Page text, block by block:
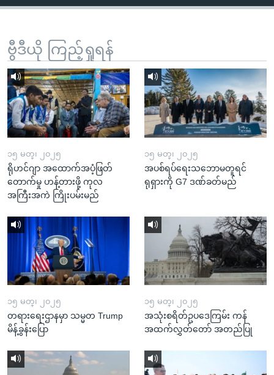
ကျော်
ရန်
ရှာဖွေ
ရန်
နေရာ
သို့
ကျော်
ရန်
ဘာသာစကားများ
ဗွီဒီယို ကြည့်ရှုရန်
၁၅ မတ္၊ ၂၀၂၅
ရိုဟင်ဂျာ အထောက်အပံ့ဖြတ်
တောက်မှု ဟန့်တားဖို့ ကုလ
အကြီးအကဲ ကြိုးပမ်းမည်
၁၅ မတ္၊ ၂၀၂၅
အပစ်ရပ်ရေးသဘောမတူရင်
ရုရှားကို G7 ဒဏ်ခတ်မည်
၁၅ မတ္၊ ၂၀၂၅
တရားရေးဌာနမှာ သမ္မတ Trump
မိန့်ခွန်းပြော
၁၅ မတ္၊ ၂၀၂၅
အသုံးစရိတ်ဥပဒေကြမ်း ကန်
အထက်လွှတ်တော် အတည်ပြု